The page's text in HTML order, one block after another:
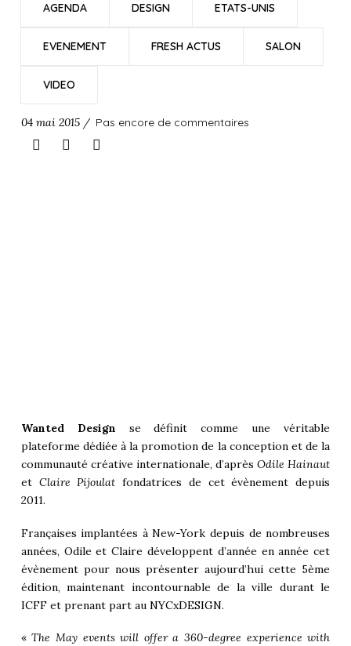
AGENDA DESIGN ETATS-UNIS
EVENEMENT FRESH ACTUS SALON
VIDEO
04 mai 2015 / Pas encore de commentaires
Wanted Design se définit comme une véritable
plateforme dédiée à la promotion de la conception et de la
communauté créative internationale, d’aprèsOdile Hainaut
et Claire Pijoulat fondatrices de cet évènement depuis
2011.
Françaises implantées à New-York depuis de nombreuses
années, Odile et Claire développent d’année en année cet
évènement pour nous présenter aujourd’hui cette 5ème
édition, maintenant incontournable de la ville durant le
ICFFet prenant part au NYCxDESIGN.
«The May events will offer a 360-degree experience with